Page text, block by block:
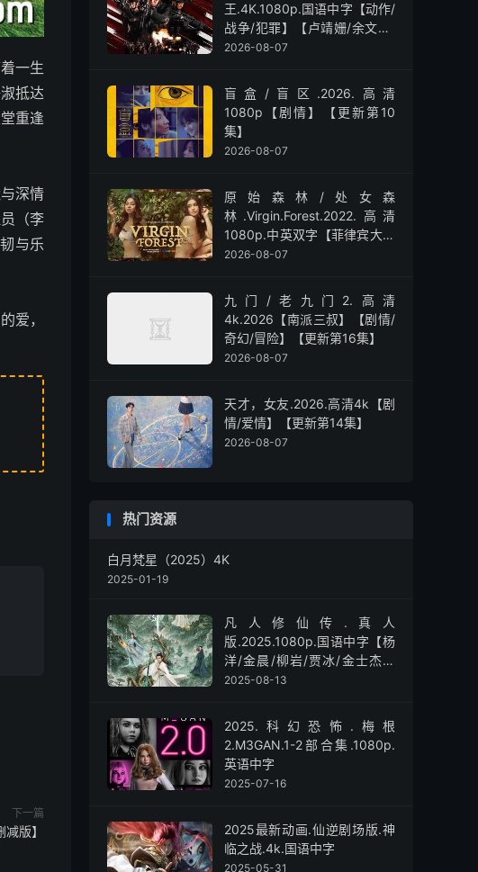
一生
抵达
重逢
深情
（李
与乐
爱，
下一篇
版】
王.4K.1080p.国语中字【动作/
战争/犯罪】【卢靖姗/余文乐/
屈菁菁】
2026-08-07
盲盒/盲区.2026.高清
1080p【剧情】【更新第10
集】
2026-08-07
原始森林/处女森
林.Virgin.Forest.2022.高清
1080p.中英双字【菲律宾大尺
度】
2026-08-07
九门/老九门2.高清
4k.2026【南派三叔】【剧情/
奇幻/冒险】【更新第16集】
2026-08-07
天才，女友.2026.高清4k【剧
情/爱情】【更新第14集】
2026-08-07
热门资源
白月梵星（2025）4K
2025-01-19
凡人修仙传.真人
版.2025.1080p.国语中字【杨
洋/金晨/柳岩/贾冰/金士杰】
【全30集】
2025-08-13
2025.科幻恐怖.梅根
2.M3GAN.1-2部合集.1080p.
英语中字
2025-07-16
2025最新动画.仙逆剧场版.神
临之战.4k.国语中字
2025-05-31